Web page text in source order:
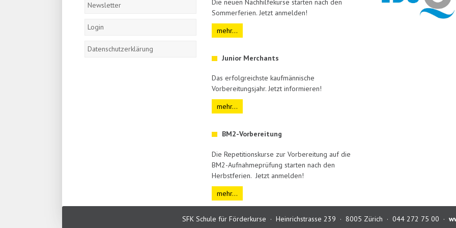
Newsletter
Login
Datenschutzerklärung
Die neuen Nachhilfekurse starten nach den
Sommerferien. Jetzt anmelden!
mehr...
Junior Merchants
Das erfolgreichste kaufmännische
Vorbereitungsjahr. Jetzt informieren!
mehr...
BM2-Vorbereitung
Die Repetitionskurse zur Vorbereitung auf die
BM2-Aufnahmeprüfung starten nach den
Herbstferien. Jetzt anmelden!
mehr...
SFK Schule für Förderkurse · Heinrichstrasse 239 · 8005 Zürich · 044 272 75 00 ·